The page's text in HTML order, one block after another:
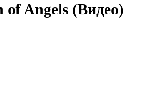
of Angels (Видео)